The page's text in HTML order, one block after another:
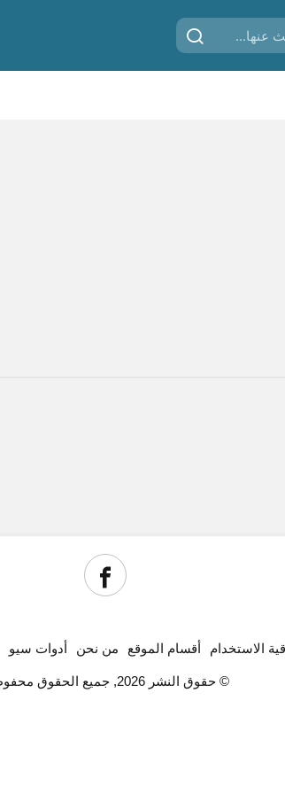
الاستخدام أقسام الموقع من نحن أدوات سيو
© حقوق النشر 2026, جميع الحقوق محفوظة.